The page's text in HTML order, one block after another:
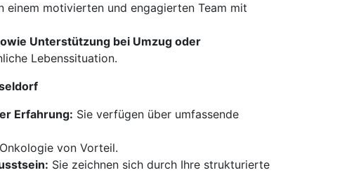
einem motivierten und engagierten Team mit
Unterstützung bei Umzug oder
Lebenssituation.
Erfahrung: Sie verfügen über umfassende
von Vorteil.
Sie zeichnen sich durch Ihre strukturierte